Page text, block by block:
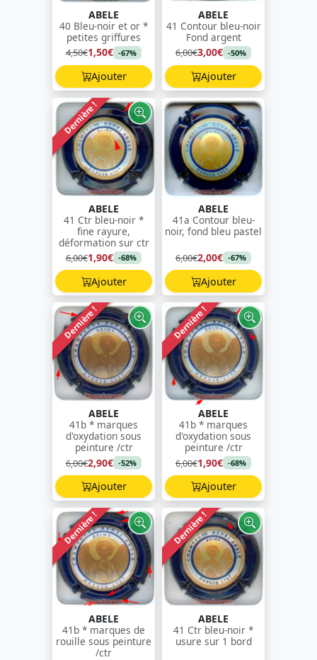
ABELE
40 Bleu-noir et or *
petites griffures
4,50€1,50€ -67%
Ajouter
ABELE
41 Contour bleu-noir
Fond argent
6,00€3,00€ -50%
Ajouter
Dernière !
ABELE
41 Ctr bleu-noir *
fine rayure,
déformation sur ctr
6,00€1,90€ -68%
Ajouter
ABELE
41a Contour bleu-
noir, fond bleu pastel
6,00€2,00€ -67%
Ajouter
Dernière !
ABELE
41b * marques
d'oxydation sous
peinture /ctr
6,00€2,90€ -52%
Ajouter
Dernière !
ABELE
41b * marques
d'oxydation sous
peinture /ctr
6,00€1,90€ -68%
Ajouter
Dernière !
ABELE
41b * marques de
rouille sous peinture
/ctr
Dernière !
ABELE
41 Ctr bleu-noir *
usure sur 1 bord